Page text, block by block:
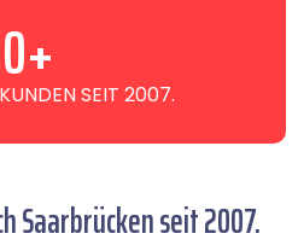
SEIT 2007.
0+
Saarbrücken seit 2007.